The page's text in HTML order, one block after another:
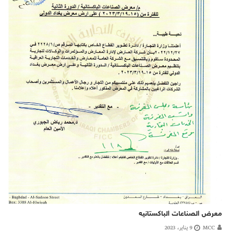
معرض الصناعات الباكستانيه
MCC 9 يناير، 2023